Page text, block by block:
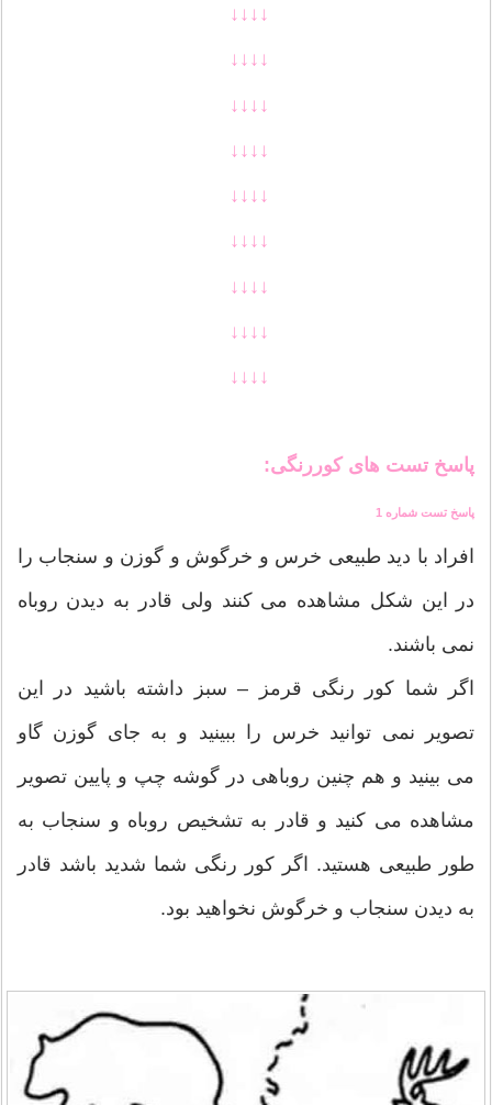
↓↓↓↓
↓↓↓↓
↓↓↓↓
↓↓↓↓
↓↓↓↓
↓↓↓↓
↓↓↓↓
↓↓↓↓
↓↓↓↓
پاسخ تست های کوررنگی:
پاسخ تست شماره 1
افراد با دید طبیعی خرس و خرگوش و گوزن و سنجاب را
در این شکل مشاهده می کنند ولی قادر به دیدن روباه
نمی باشند.
اگر شما کور رنگی قرمز – سبز داشته باشید در این
تصویر نمی توانید خرس را ببینید و به جای گوزن گاو
می بینید و هم چنین روباهی در گوشه چپ و پایین تصویر
مشاهده می کنید و قادر به تشخیص روباه و سنجاب به
طور طبیعی هستید. اگر کور رنگی شما شدید باشد قادر
به دیدن سنجاب و خرگوش نخواهید بود.